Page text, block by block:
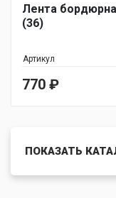
Лента
(36)
Артикул
770 ₽
ПОКАЗАТЬ